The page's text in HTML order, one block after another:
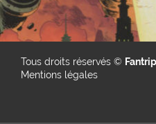
Tous droits réservés ©
Mentions légales